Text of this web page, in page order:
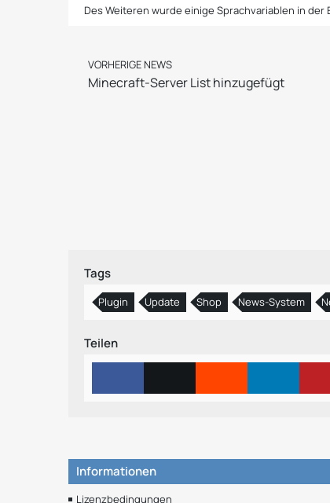
Des Weiteren wurde einige Sprachvariablen in
VORHERIGE NEWS
Minecraft-Server List hinzugefügt
Tags
Plugin Update Shop News-System
Teilen
Informationen
Lizenzbedingungen